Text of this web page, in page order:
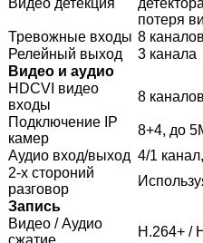
Видео детекция
потеря
Тревожные входы 8 каналов
Релейный выход
3 канала
Видео и аудио
HDCVI видео
входы
8
Подключение IP
камер
8+4, до
Аудио вход/выход 4/1
2-х стороний
разговор
Запись
Видео / Аудио
H.264+ /